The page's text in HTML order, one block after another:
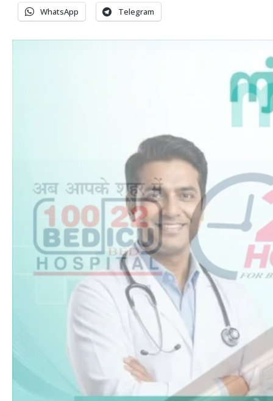
WhatsApp Telegram